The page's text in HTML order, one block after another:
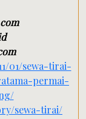
01/sewa-tirai-
permai-
sewa-tirai/